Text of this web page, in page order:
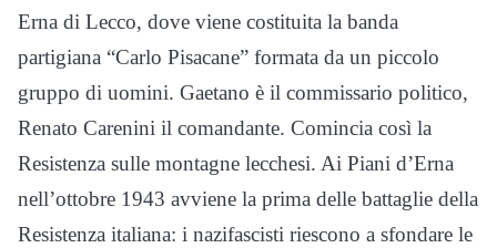
Erna di Lecco, dove viene costituita la banda
partigiana “Carlo Pisacane” formata da un piccolo
gruppo di uomini. Gaetano è il commissario politico,
Renato Carenini il comandante. Comincia così la
Resistenza sulle montagne lecchesi. Ai Piani d’Erna
nell’ottobre 1943 avviene la prima delle battaglie della
Resistenza italiana: i nazifascisti riescono a sfondare le